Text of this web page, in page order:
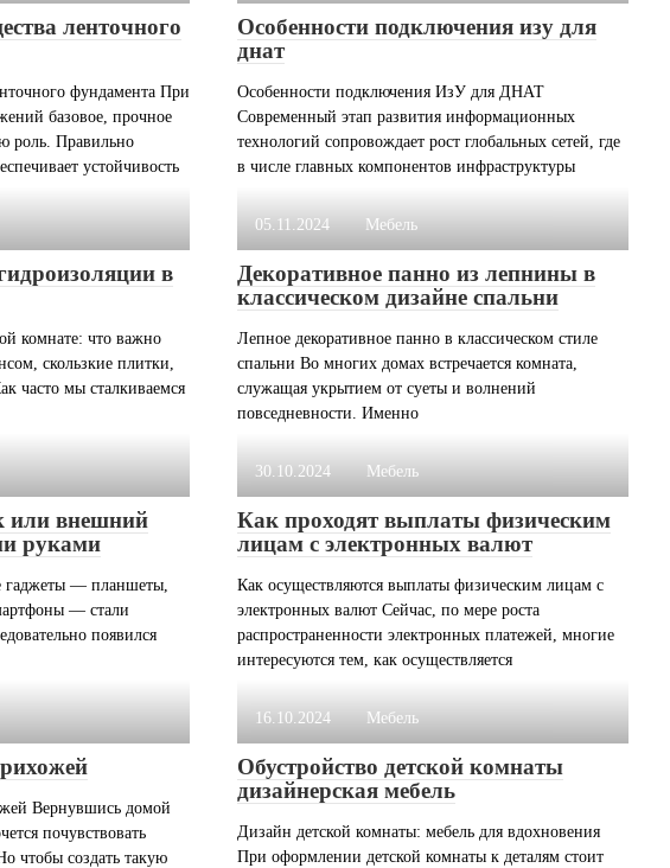
ленточного
фундамента При
базовое, прочное
роль. Правильно
устойчивость
Особенности подключения изу для
днат
Особенности подключения ИзУ для ДНАТ
Современный этап развития информационных
технологий сопровождает рост глобальных сетей, где
в числе главных компонентов инфраструктуры
в
комнате: что важно
скользкие плитки,
часто мы сталкиваемся
05.11.2024 Мебель
Декоративное панно из лепнины в
классическом дизайне спальни
Лепное декоративное панно в классическом стиле
спальни Во многих домах встречается комната,
служащая укрытием от суеты и волнений
повседневности. Именно
или внешний
руками
— планшеты,
— стали
появился
30.10.2024 Мебель
Как проходят выплаты физическим
лицам с электронных валют
Как осуществляются выплаты физическим лицам с
электронных валют Сейчас, по мере роста
распространенности электронных платежей, многие
интересуются тем, как осуществляется
Вернувшись домой
почувствовать
чтобы создать такую
16.10.2024 Мебель
Обустройство детской комнаты
дизайнерская мебель
Дизайн детской комнаты: мебель для вдохновения
При оформлении детской комнаты к деталям стоит